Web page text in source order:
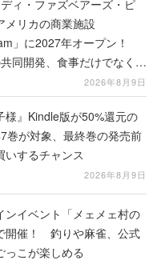
ィ・ファズベアーズ・ピ
メリカの商業施設
」に2027年オープン！
同開発、食事だけでなくス
入型のホラー体験も楽しめ
2026年8月9日
様』Kindle版が50%還元の
巻が対象、最終巻の発売前
いするチャンス
2026年8月9日
ンイベント「メェメェ村の
開催！ 釣りや麻雀、公式
っこが楽しめる